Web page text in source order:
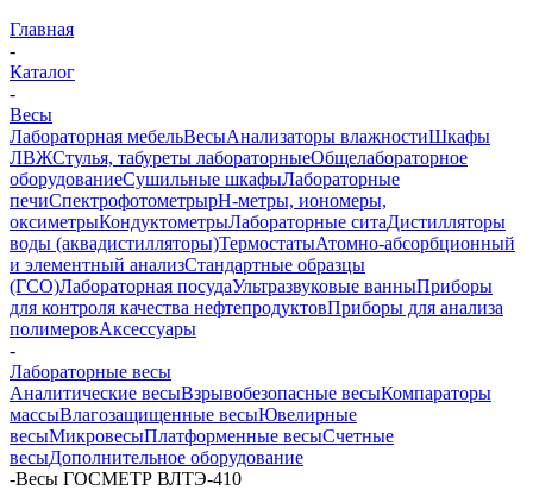
Главная
-
Каталог
-
Весы
Лабораторная мебельВесыАнализаторы влажностиШкафы
ЛВЖСтулья, табуреты лабораторныеОбщелабораторное
оборудованиеСушильные шкафыЛабораторные
печиСпектрофотометрыpH-метры, иономеры,
оксиметрыКондуктометрыЛабораторные ситаДистилляторы
воды (аквадистилляторы)ТермостатыАтомно-абсорбционный
и элементный анализСтандартные образцы
(ГСО)Лабораторная посудаУльтразвуковые ванныПриборы
для контроля качества нефтепродуктовПриборы для анализа
полимеровАксессуары
-
Лабораторные весы
Аналитические весыВзрывобезопасные весыКомпараторы
массыВлагозащищенные весыЮвелирные
весыМикровесыПлатформенные весыСчетные
весыДополнительное оборудование
-Весы ГОСМЕТР ВЛТЭ-410